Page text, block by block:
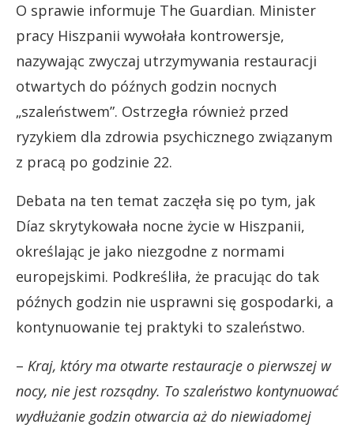
O sprawie informuje The Guardian. Minister
pracy Hiszpanii wywołała kontrowersje,
nazywając zwyczaj utrzymywania restauracji
otwartych do późnych godzin nocnych
„szaleństwem”. Ostrzegła również przed
ryzykiem dla zdrowia psychicznego związanym
z pracą po godzinie 22.
Debata na ten temat zaczęła się po tym, jak
Díaz skrytykowała nocne życie w Hiszpanii,
określając je jako niezgodne z normami
europejskimi. Podkreśliła, że pracując do tak
późnych godzin nie usprawni się gospodarki, a
kontynuowanie tej praktyki to szaleństwo.
– Kraj, który ma otwarte restauracje o pierwszej w
nocy, nie jest rozsądny. To szaleństwo kontynuować
wydłużanie godzin otwarcia aż do niewiadomej